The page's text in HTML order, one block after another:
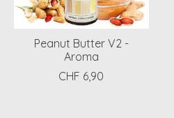
Peanut Butter V2 -
Aroma
CHF 6,90